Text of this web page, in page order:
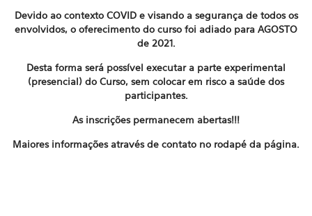
Devido ao contexto COVID e visando a segurança de todos os
envolvidos, o oferecimento do curso foi adiado para AGOSTO
de 2021.
Desta forma será possível executar a parte experimental
(presencial) do Curso, sem colocar em risco a saúde dos
participantes.
As inscrições permanecem abertas!!!
Maiores informações através de contato no rodapé da página.